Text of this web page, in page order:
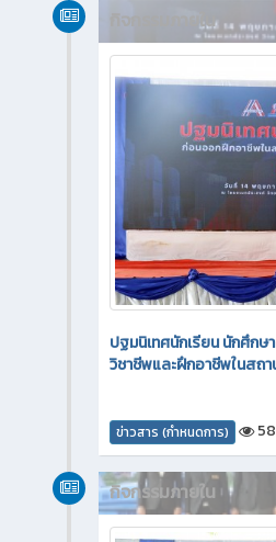
กิจกรรมภายใน
ปฐมนิเทศนักเรียน นักศึก
วิชาชีพและฝึกอาชีพในสถ
ข่าวสาร (กำหนดการ)
กิจกรรมภายใน